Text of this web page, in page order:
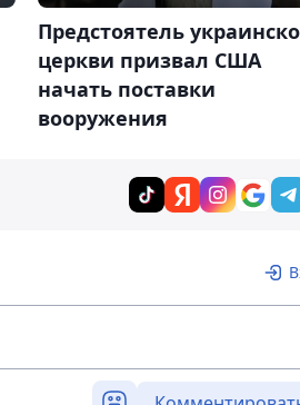
Предстоятель
церкви призвал США
начать поставки
вооружения